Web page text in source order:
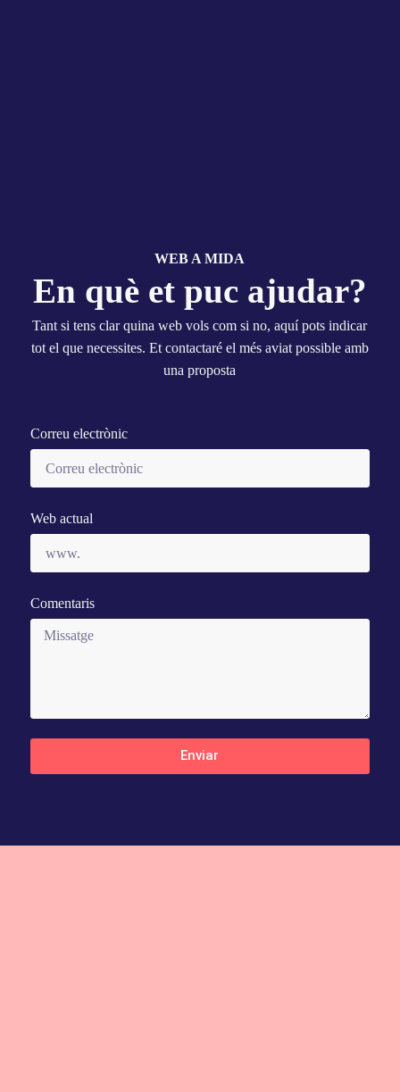
WEB A MIDA
En què et puc ajudar?
Tant si tens clar quina web vols com si no, aquí pots indicar
tot el que necessites. Et contactaré el més aviat possible amb
una proposta
Correu electrònic
Web actual
Comentaris
Enviar